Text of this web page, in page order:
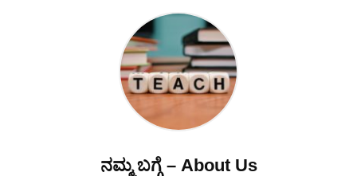
ನಮ್ಮ ಬಗ್ಗೆ – About Us